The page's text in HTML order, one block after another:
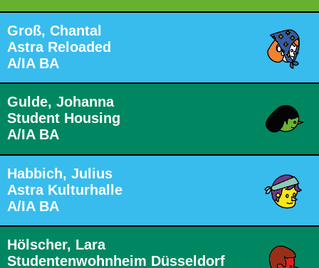
Groß, Chantal
Astra Reloaded
A/IA BA
Gulde, Johanna
Student Housing
A/IA BA
Habbich, Julius
Astra Kulturhalle
A/IA BA
Hölscher, Lara
Studentenwohnheim Düsseldorf